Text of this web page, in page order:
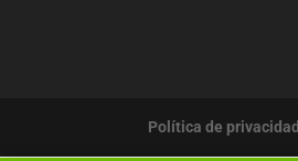
Política de privacidad